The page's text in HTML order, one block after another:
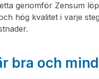
genomför Zensum
hög kvalitet i varje
bra och